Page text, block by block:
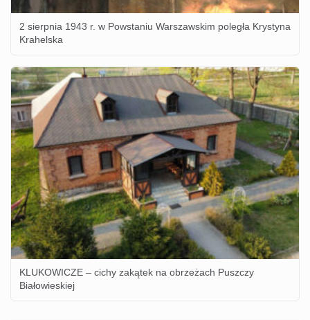
2 sierpnia 1943 r. w Powstaniu Warszawskim poległa Krystyna
Krahelska
KLUKOWICZE – cichy zakątek na obrzeżach Puszczy
Białowieskiej